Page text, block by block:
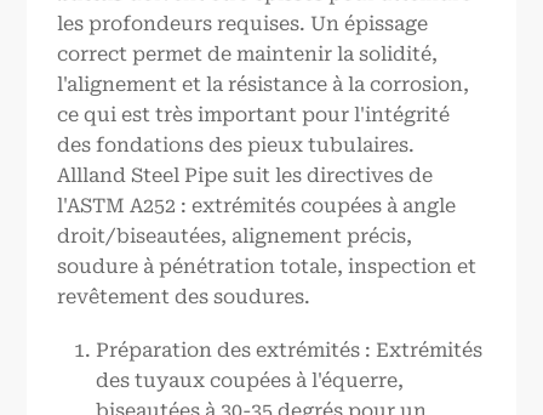
les profondeurs requises. Un épissage
correct permet de maintenir la solidité,
l'alignement et la résistance à la corrosion,
ce qui est très important pour l'intégrité
des fondations des pieux tubulaires.
Allland Steel Pipe suit les directives de
l'ASTM A252 : extrémités coupées à angle
droit/biseautées, alignement précis,
soudure à pénétration totale, inspection et
revêtement des soudures.
Préparation des extrémités : Extrémités
des tuyaux coupées à l'équerre,
biseautées à 30-35 degrés pour un